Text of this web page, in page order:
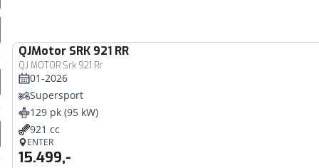
QJMotor SRK 921 RR
QJ MOTOR Srk 921 Rr
01-2026
Supersport
129 pk (95 kW)
921 cc
ENTER
15.499,-